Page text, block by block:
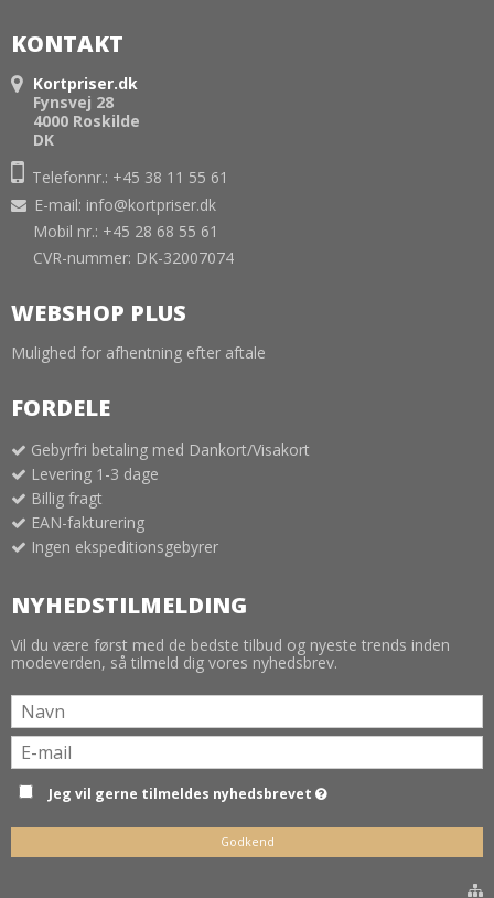
KONTAKT
Kortpriser.dk
Fynsvej 28
4000 Roskilde
DK
Telefonnr.: +45 38 11 55 61
E-mail: info@kortpriser.dk
Mobil nr.: +45 28 68 55 61
CVR-nummer: DK-32007074
WEBSHOP PLUS
Mulighed for afhentning efter aftale
FORDELE
Gebyrfri betaling med Dankort/Visakort
Levering 1-3 dage
Billig fragt
EAN-fakturering
Ingen ekspeditionsgebyrer
NYHEDSTILMELDING
Vil du være først med de bedste tilbud og nyeste trends inden
modeverden, så tilmeld dig vores nyhedsbrev.
Jeg vil gerne tilmeldes nyhedsbrevet
Godkend